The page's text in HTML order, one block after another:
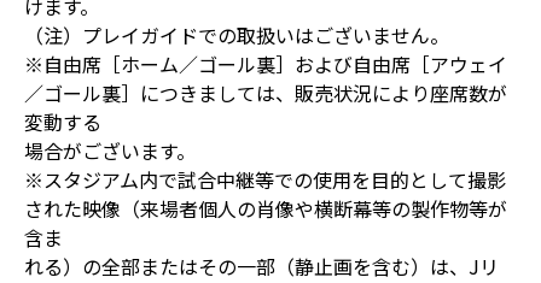
けます。
（注）プレイガイドでの取扱いはございません。
※自由席［ホーム／ゴール裏］および自由席［アウェイ
／ゴール裏］につきましては、販売状況により座席数が
変動する
場合がございます。
※スタジアム内で試合中継等での使用を目的として撮影
された映像（来場者個人の肖像や横断幕等の製作物等が
含ま
れる）の全部またはその一部（静止画を含む）は、Jリ